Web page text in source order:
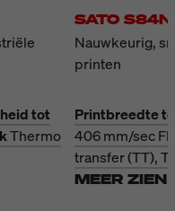
tot
Thermo
SATO
Nauwkeurig,
printen
Printbreedte
406 mm/sec
transfer (TT),
MEER ZIEN